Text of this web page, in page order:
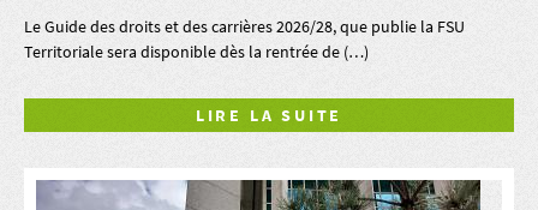
Le Guide des droits et des carrières 2026/28, que publie la FSU
Territoriale sera disponible dès la rentrée de (…)
LIRE LA SUITE